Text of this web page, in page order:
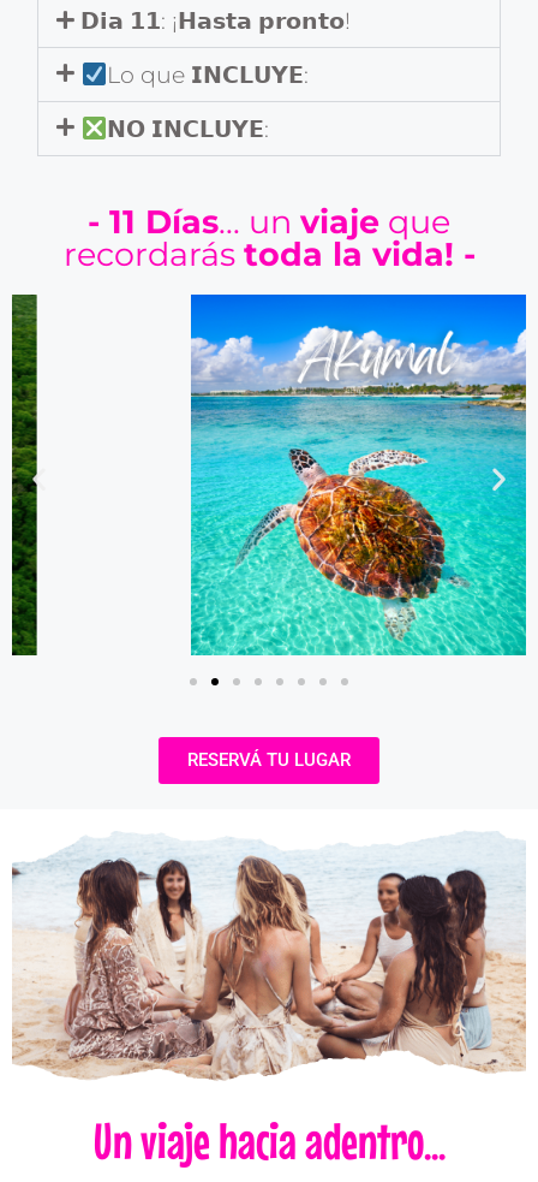
𝗗𝗶𝗮 𝟭𝟭: ¡𝗛𝗮𝘀𝘁𝗮 𝗽𝗿𝗼𝗻𝘁𝗼!
Lo que 𝗜𝗡𝗖𝗟𝗨𝗬𝗘:
𝗡𝗢 𝗜𝗡𝗖𝗟𝗨𝗬𝗘:
- 11 Días... un viaje que
recordarás toda la vida! -
RESERVÁ TU LUGAR
Un viaje hacia adentro...